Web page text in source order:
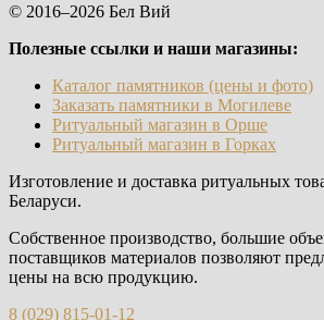
© 2016–2026 Бел Вий
Полезные ссылки и наши магазины:
Каталог памятников (цены и фото)
Заказать памятники в Могилеве
Ритуальный магазин в Орше
Ритуальный магазин в Горках
Изготовление и доставка ритуальных
Беларуси.
Собственное производство, большие
поставщиков материалов позволяют
цены на всю продукцию.
8 (029) 815-01-12